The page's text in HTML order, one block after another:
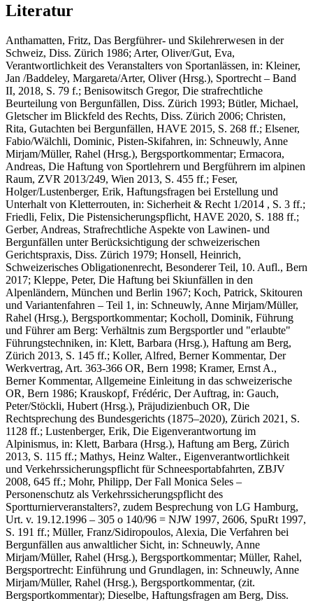
Literatur
Anthamatten, Fritz, Das Bergführer- und Skilehrerwesen in der
Schweiz, Diss. Zürich 1986; Arter, Oliver/Gut, Eva,
Verantwortlichkeit des Veranstalters von Sportanlässen, in: Kleiner,
Jan /Baddeley, Margareta/Arter, Oliver (Hrsg.), Sportrecht – Band
II, 2018, S. 79 f.; Benisowitsch Gregor, Die strafrechtliche
Beurteilung von Bergunfällen, Diss. Zürich 1993; Bütler, Michael,
Gletscher im Blickfeld des Rechts, Diss. Zürich 2006; Christen,
Rita, Gutachten bei Bergunfällen, HAVE 2015, S. 268 ff.; Elsener,
Fabio/Wälchli, Dominic, Pisten-Skifahren, in: Schneuwly, Anne
Mirjam/Müller, Rahel (Hrsg.), Bergsportkommentar; Ermacora,
Andreas, Die Haftung von Sportlehrern und Bergführern im alpinen
Raum, ZVR 2013/249, Wien 2013, S. 455 ff.; Feser,
Holger/Lustenberger, Erik, Haftungsfragen bei Erstellung und
Unterhalt von Kletterrouten, in: Sicherheit & Recht 1/2014 , S. 3 ff.;
Friedli, Felix, Die Pistensicherungspflicht, HAVE 2020, S. 188 ff.;
Gerber, Andreas, Strafrechtliche Aspekte von Lawinen- und
Bergunfällen unter Berücksichtigung der schweizerischen
Gerichtspraxis, Diss. Zürich 1979; Honsell, Heinrich,
Schweizerisches Obligationenrecht, Besonderer Teil, 10. Aufl., Bern
2017; Kleppe, Peter, Die Haftung bei Skiunfällen in den
Alpenländern, München und Berlin 1967; Koch, Patrick, Skitouren
und Variantenfahren – Teil 1, in: Schneuwly, Anne Mirjam/Müller,
Rahel (Hrsg.), Bergsportkommentar; Kocholl, Dominik, Führung
und Führer am Berg: Verhältnis zum Bergsportler und "erlaubte"
Führungstechniken, in: Klett, Barbara (Hrsg.), Haftung am Berg,
Zürich 2013, S. 145 ff.; Koller, Alfred, Berner Kommentar, Der
Werkvertrag, Art. 363-366 OR, Bern 1998; Kramer, Ernst A.,
Berner Kommentar, Allgemeine Einleitung in das schweizerische
OR, Bern 1986; Krauskopf, Frédéric, Der Auftrag, in: Gauch,
Peter/Stöckli, Hubert (Hrsg.), Präjudizienbuch OR, Die
Rechtsprechung des Bundesgerichts (1875–2020), Zürich 2021, S.
1128 ff.; Lustenberger, Erik, Die Eigenverantwortung im
Alpinismus, in: Klett, Barbara (Hrsg.), Haftung am Berg, Zürich
2013, S. 115 ff.; Mathys, Heinz Walter., Eigenverantwortlichkeit
und Verkehrssicherungspflicht für Schneesportabfahrten, ZBJV
2008, 645 ff.; Mohr, Philipp, Der Fall Monica Seles –
Personenschutz als Verkehrssicherungspflicht des
Sportturnierveranstalters?, zudem Besprechung von LG Hamburg,
Urt. v. 19.12.1996 – 305 o 140/96 = NJW 1997, 2606, SpuRt 1997,
S. 191 ff.; Müller, Franz/Sidiropoulos, Alexia, Die Verfahren bei
Bergunfällen aus anwaltlicher Sicht, in: Schneuwly, Anne
Mirjam/Müller, Rahel (Hrsg.), Bergsportkommentar; Müller, Rahel,
Bergsportrecht: Einführung und Grundlagen, in: Schneuwly, Anne
Mirjam/Müller, Rahel (Hrsg.), Bergsportkommentar, (zit.
Bergsportkommentar); Dieselbe, Haftungsfragen am Berg, Diss.